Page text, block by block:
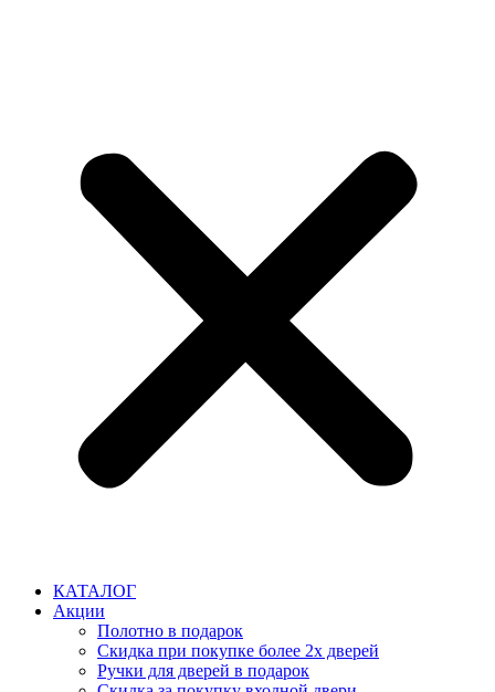
КАТАЛОГ
Акции
Полотно в подарок
Скидка при покупке более 2х дверей
Ручки для дверей в подарок